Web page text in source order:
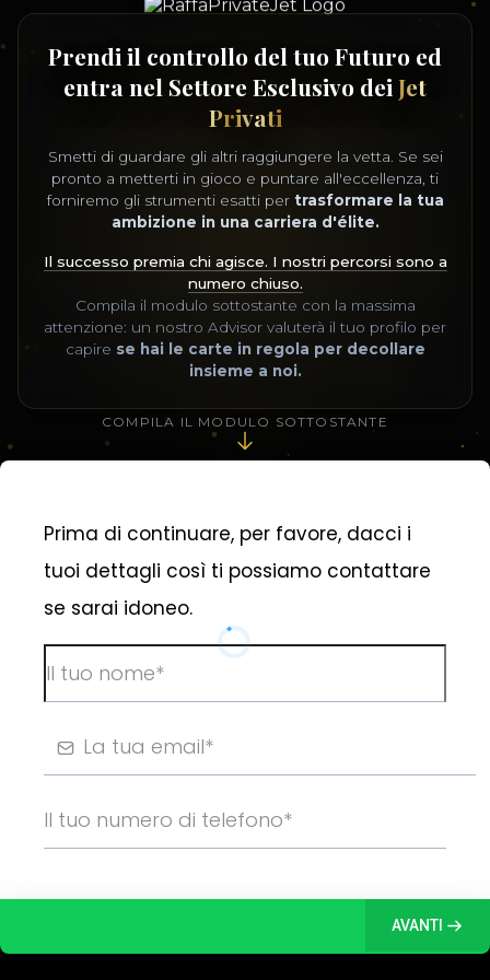
Prendi il controllo del tuo Futuro ed
entra nel Settore Esclusivo dei Jet
Privati
Smetti di guardare gli altri raggiungere la vetta. Se sei
pronto a metterti in gioco e puntare all'eccellenza, ti
forniremo gli strumenti esatti per trasformare la tua
ambizione in una carriera d'élite.
Il successo premia chi agisce. I nostri percorsi sono a
numero chiuso.
Compila il modulo sottostante con la massima
attenzione: un nostro Advisor valuterà il tuo profilo per
capire se hai le carte in regola per decollare
insieme a noi.
COMPILA IL MODULO SOTTOSTANTE
Prima di continuare, per favore, dacci i
tuoi dettagli così ti possiamo contattare
se sarai idoneo.
AVANTI